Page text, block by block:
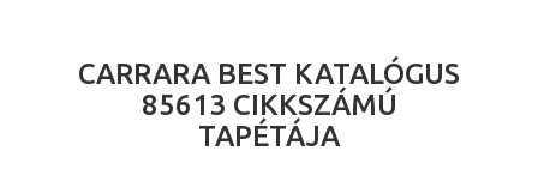
CARRARA BEST KATALÓGUS
85613 CIKKSZÁMÚ
TAPÉTÁJA